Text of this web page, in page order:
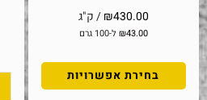
₪430.00 / ק"ג
₪43.00 ל-100 גרם
בחירת אפשרויות